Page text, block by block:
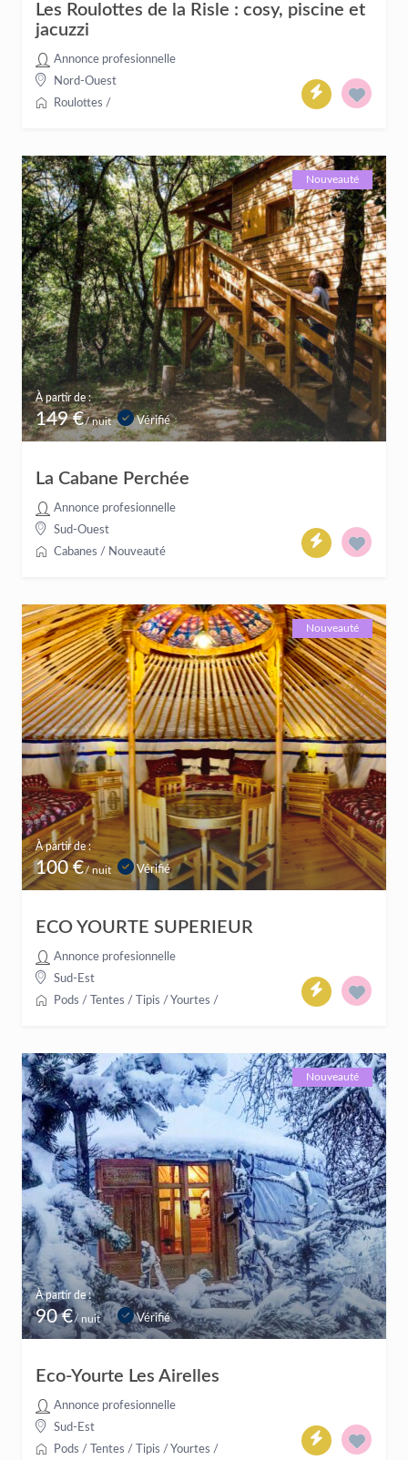
Les Roulottes de la Risle : cosy, piscine et
jacuzzi
Annonce profesionnelle
Nord-Ouest
Roulottes /
À partir de :
149 €/ nuit
Nouveauté
Vérifié
La Cabane Perchée
Annonce profesionnelle
Sud-Ouest
Cabanes / Nouveauté
À partir de :
100 €/ nuit
Nouveauté
Vérifié
ECO YOURTE SUPERIEUR
Annonce profesionnelle
Sud-Est
Pods / Tentes / Tipis / Yourtes /
À partir de :
90 €/ nuit
Nouveauté
Vérifié
Eco-Yourte Les Airelles
Annonce profesionnelle
Sud-Est
Pods / Tentes / Tipis / Yourtes /